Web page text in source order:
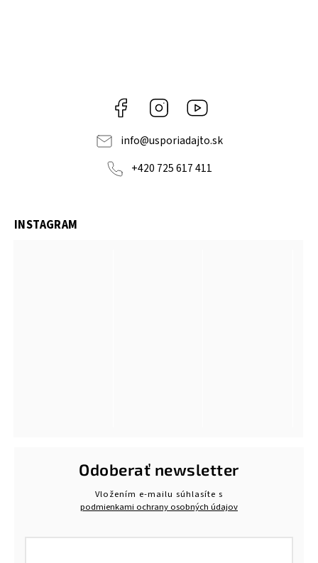
Facebook Instagram
info@usporiadajto.sk
+420 725 617 411
INSTAGRAM
Odoberať newsletter
Vložením e-mailu súhlasíte s
podmienkami ochrany osobných údajov